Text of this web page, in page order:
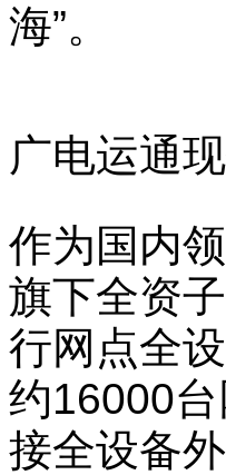
海”。
广电运通
作为国内
旗下全资
行网点全
约16000
接全设备